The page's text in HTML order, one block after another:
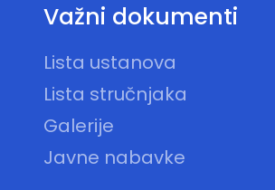
Važni dokumenti
Lista ustanova
Lista stručnjaka
Galerije
Javne nabavke